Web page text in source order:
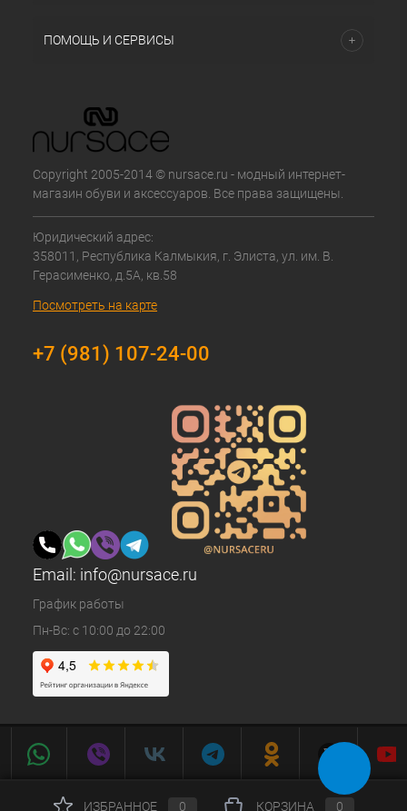
ПОМОЩЬ И СЕРВИСЫ
Copyright 2005-2014 © nursace.ru - модный интернет-
магазин обуви и аксессуаров. Все права защищены.
Юридический адрес:
358011, Республика Калмыкия, г. Элиста, ул. им. В.
Герасименко, д.5А, кв.58
Посмотреть на карте
+7 (981) 107-24-00
Email: info@nursace.ru
График работы
Пн-Вс: с 10:00 до 22:00
ИЗБРАННОЕ 0 КОРЗИНА 0